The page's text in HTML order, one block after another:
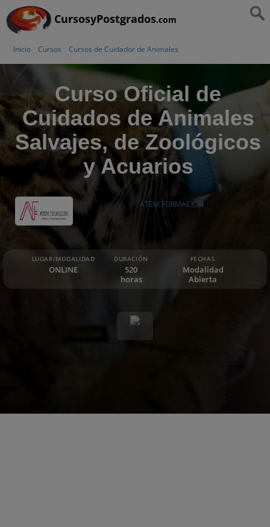
CursosyPostgrados.com
Inicio Cursos Cursos de Cuidador de Animales
Curso Oficial de
Cuidados de Animales
Salvajes, de Zoológicos
y Acuarios
ATEM FORMACION
LUGAR/MODALIDAD
ONLINE
DURACIÓN
520
horas
FECHAS
Modalidad
Abierta